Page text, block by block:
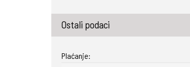
Ostali podaci
Plaćanje: